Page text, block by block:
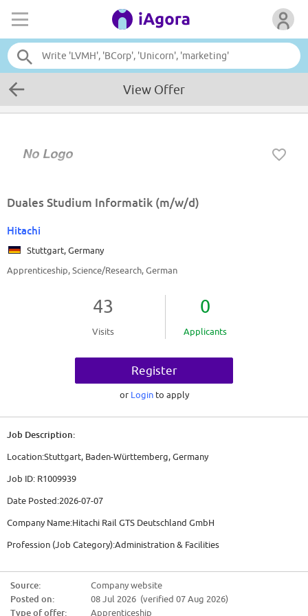
View Offer
Duales Studium Informatik (m/w/d)
Hitachi
Stuttgart, Germany
Apprenticeship, Science/Research, German
43
Visits
0
Applicants
Register
or Login to apply
Job Description:
Location:Stuttgart, Baden-Württemberg, Germany
Job ID: R1009939
Date Posted:2026-07-07
Company Name:Hitachi Rail GTS Deutschland GmbH
Profession (Job Category):Administration & Facilities
Remote:No
About Us
Source:
Company website
Posted on:
08 Jul 2026 (verified 07 Aug 2026)
Type of offer:
Apprenticeship